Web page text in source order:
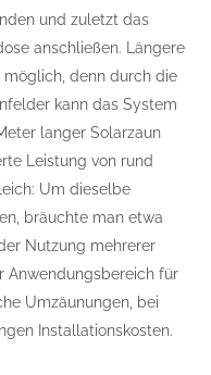
und zuletzt das
anschließen. Längere
denn durch die
kann das System
langer Solarzaun
Leistung von rund
Um dieselbe
bräuchte man etwa
Nutzung mehrerer
Anwendungsbereich für
Umzäunungen, bei
Installationskosten.